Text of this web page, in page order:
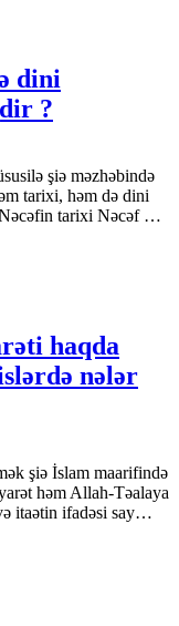
dini
?
şiə məzhəbində
tarixi, həm də dini
Nəcəfin tarixi Nəcəf …
haqda
nələr
şiə İslam maarifində
həm Allah-Təalaya
itaətin ifadəsi say…